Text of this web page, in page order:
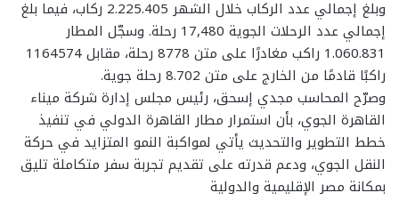
وبلغ إجمالي عدد الركاب خلال الشهر 2.225.405 ركاب، فيما بلغ
إجمالي عدد الرحلات الجوية 17,480 رحلة. وسجّل المطار
1.060.831 راكب مغادرًا على متن 8778 رحلة، مقابل 1164574
راكبًا قادمًا من الخارج على متن 8.702 رحلة جوية.
وصرّح المحاسب مجدي إسحق، رئيس مجلس إدارة شركة ميناء
القاهرة الجوي، بأن استمرار مطار القاهرة الدولي في تنفيذ
خطط التطوير والتحديث يأتي لمواكبة النمو المتزايد في حركة
النقل الجوي، ودعم قدرته على تقديم تجربة سفر متكاملة تليق
بمكانة مصر الإقليمية والدولية